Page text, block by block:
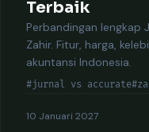
Terbaik
Perbandingan lengkap
Zahir. Fitur, harga,
akuntansi Indonesia.
#jurnal vs accurate
10 Januari 2027